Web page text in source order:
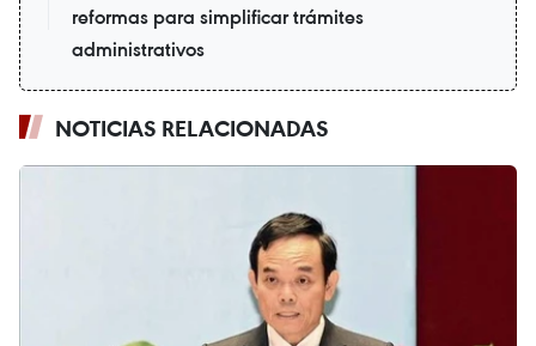
reformas para simplificar trámites
administrativos
NOTICIAS RELACIONADAS